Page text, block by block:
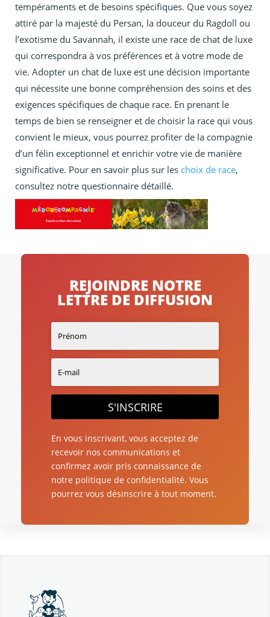
tempéraments et de besoins spécifiques. Que vous soyez
attiré par la majesté du Persan, la douceur du Ragdoll ou
l’exotisme du Savannah, il existe une race de chat de luxe
qui correspondra à vos préférences et à votre mode de
vie. Adopter un chat de luxe est une décision importante
qui nécessite une bonne compréhension des soins et des
exigences spécifiques de chaque race. En prenant le
temps de bien se renseigner et de choisir la race qui vous
convient le mieux, vous pourrez profiter de la compagnie
d’un félin exceptionnel et enrichir votre vie de manière
significative. Pour en savoir plus sur les choix de race,
consultez notre questionnaire détaillé.
REJOINDRE NOTRE
LETTRE DE DIFFUSION
S'INSCRIRE
En vous inscrivant, vous acceptez de
recevoir nos communications et
confirmez avoir pris connaissance de
notre politique de confidentialité. Vous
pourrez vous désinscrire à tout moment.